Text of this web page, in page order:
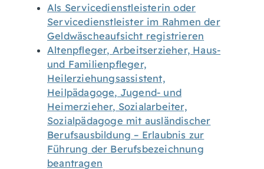
Als Servicedienstleisterin oder
Servicedienstleister im Rahmen der
Geldwäscheaufsicht registrieren
Altenpfleger, Arbeitserzieher, Haus-
und Familienpfleger,
Heilerziehungsassistent,
Heilpädagoge, Jugend- und
Heimerzieher, Sozialarbeiter,
Sozialpädagoge mit ausländischer
Berufsausbildung – Erlaubnis zur
Führung der Berufsbezeichnung
beantragen